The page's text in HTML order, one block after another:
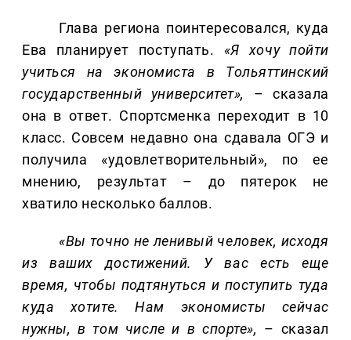
Глава региона поинтересовался, куда
Ева планирует поступать. «Я хочу пойти
учиться на экономиста в Тольяттинский
государственный университет»,
– сказала
она в ответ. Спортсменка переходит в 10
класс. Совсем недавно она сдавала ОГЭ и
получила «удовлетворительный», по ее
мнению, результат – до пятерок не
хватило несколько баллов.
«Вы точно не ленивый человек, исходя
из ваших достижений. У вас есть еще
время, чтобы подтянуться и поступить туда
куда хотите. Нам экономисты сейчас
нужны, в том числе и в спорте», – сказал